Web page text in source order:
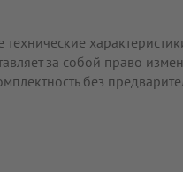
за собой право
без